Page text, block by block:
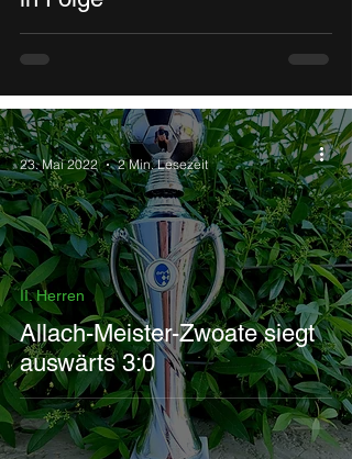
Allach-Meister-Zwoate siegt
auswärts 3:0
II. Herren
-
23. Mai 2022
2 Min. Lesezeit